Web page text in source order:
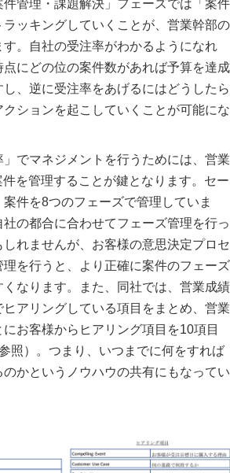
管理・課題解決」フェーズでは「案件
ッキングしていくことが、営業幹部の
。自社の受注率がわかるようになれ
にどの位の案件数があれば予算を達成
、逆に受注率をあげるにはどうしたら
ションを起こしていくことが可能にな
」でマネジメントを行うためには、営業
を管理することが鍵となります。セー
件を8つのフェーズで管理していま
の都合に合わせてフェーズ管理を行っ
れませんが、お客様の意思決定プロセ
を行うと、より正確に案件のフェーズ
なります。また、同社では、営業成績
アリングしている項目をまとめ、営業
お客様からヒアリング項目を10項目
照）。つまり、いつまでに何をすれば
かというノウハウの共有にもなってい